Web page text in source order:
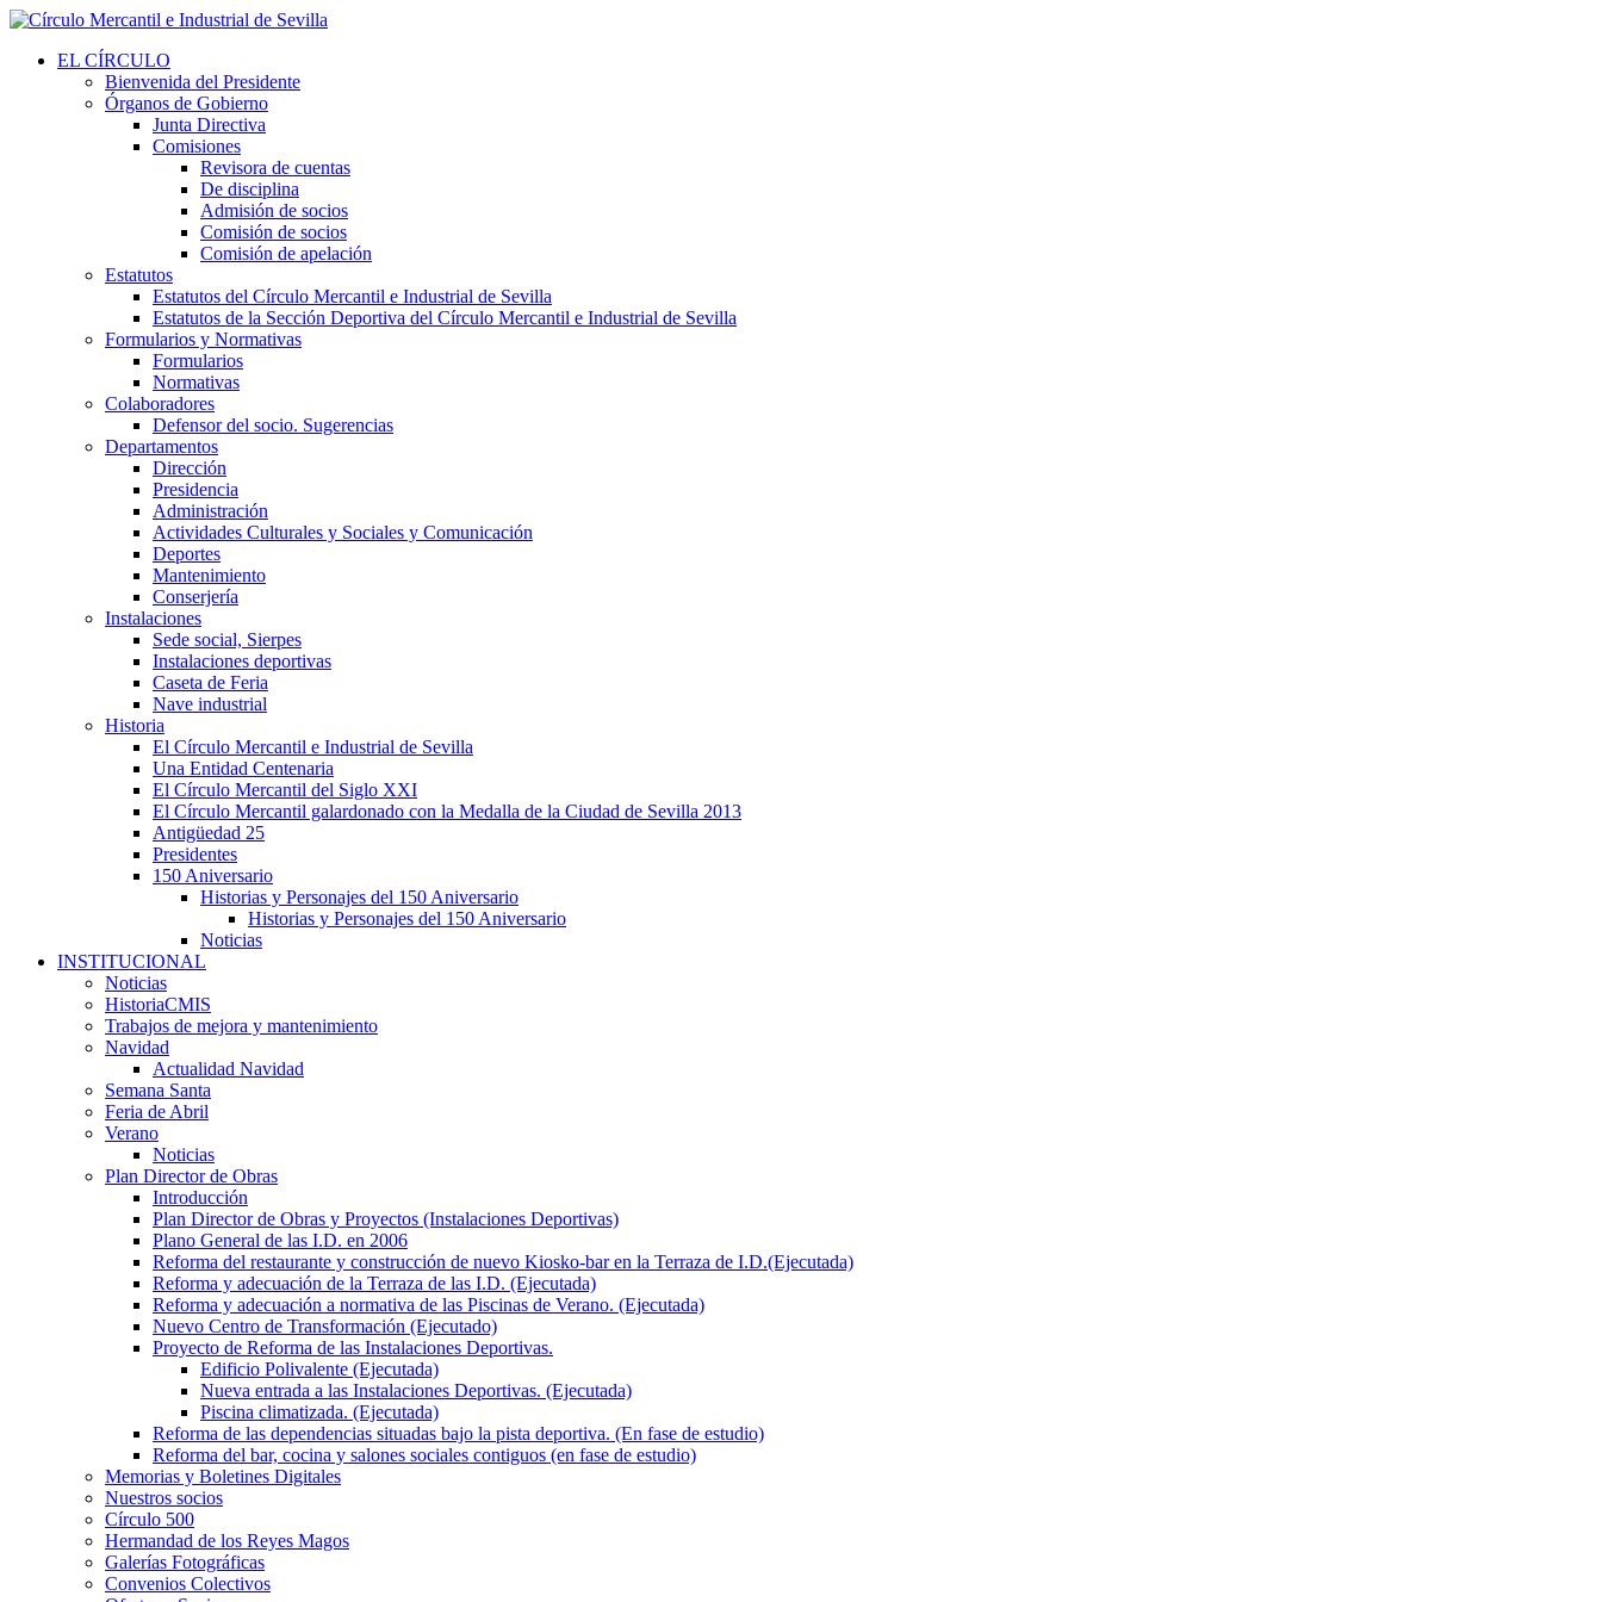
EL CÍRCULO
Bienvenida del Presidente
Órganos de Gobierno
Junta Directiva
Comisiones
Revisora de cuentas
De disciplina
Admisión de socios
Comisión de socios
Comisión de apelación
Estatutos
Estatutos del Círculo Mercantil e Industrial de Sevilla
Estatutos de la Sección Deportiva del Círculo Mercantil e Industrial de Sevilla
Formularios y Normativas
Formularios
Normativas
Colaboradores
Defensor del socio. Sugerencias
Departamentos
Dirección
Presidencia
Administración
Actividades Culturales y Sociales y Comunicación
Deportes
Mantenimiento
Conserjería
Instalaciones
Sede social, Sierpes
Instalaciones deportivas
Caseta de Feria
Nave industrial
Historia
El Círculo Mercantil e Industrial de Sevilla
Una Entidad Centenaria
El Círculo Mercantil del Siglo XXI
El Círculo Mercantil galardonado con la Medalla de la Ciudad de Sevilla 2013
Antigüedad 25
Presidentes
150 Aniversario
Historias y Personajes del 150 Aniversario
Historias y Personajes del 150 Aniversario
Noticias
INSTITUCIONAL
Noticias
HistoriaCMIS
Trabajos de mejora y mantenimiento
Navidad
Actualidad Navidad
Semana Santa
Feria de Abril
Verano
Noticias
Plan Director de Obras
Introducción
Plan Director de Obras y Proyectos (Instalaciones Deportivas)
Plano General de las I.D. en 2006
Reforma del restaurante y construcción de nuevo Kiosko-bar en la Terraza de I.D.(Ejecutada)
Reforma y adecuación de la Terraza de las I.D. (Ejecutada)
Reforma y adecuación a normativa de las Piscinas de Verano. (Ejecutada)
Nuevo Centro de Transformación (Ejecutado)
Proyecto de Reforma de las Instalaciones Deportivas.
Edificio Polivalente (Ejecutada)
Nueva entrada a las Instalaciones Deportivas. (Ejecutada)
Piscina climatizada. (Ejecutada)
Reforma de las dependencias situadas bajo la pista deportiva. (En fase de estudio)
Reforma del bar, cocina y salones sociales contiguos (en fase de estudio)
Memorias y Boletines Digitales
Nuestros socios
Círculo 500
Hermandad de los Reyes Magos
Galerías Fotográficas
Convenios Colectivos